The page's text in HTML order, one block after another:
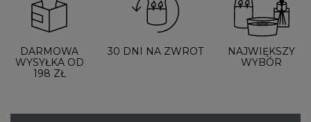
DARMOWA
WYSYŁKA OD
198 ZŁ
30 DNI NA ZWROT
NAJWIĘKSZY
WYBÓR